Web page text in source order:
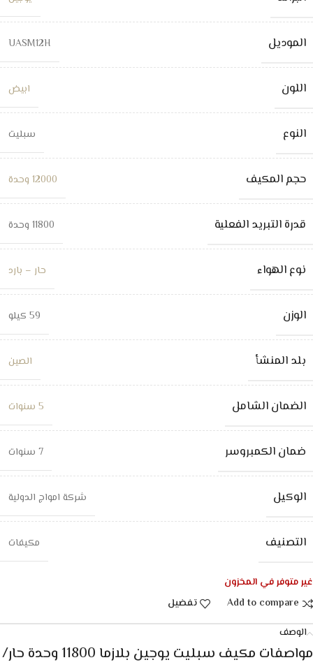
الموديل UASM12H
اللون ابيض
النوع سبليت
حجم المكيف 12000 وحدة
قدرة التبريد الفعلية 11800 وحدة
نوع الهواء حار – بارد
الوزن 59 كيلو
بلد المنشأ الصين
الضمان الشامل 5 سنوات
ضمان الكمبروسر 7 سنوات
الوكيل شركة امواج الدولية
التصنيف مكيفات
غير متوفر في المخزون
Add to compare
تفضيل
الوصف
مواصفات
مكيف سبليت يوجين بلازما 11800 وحدة حار/